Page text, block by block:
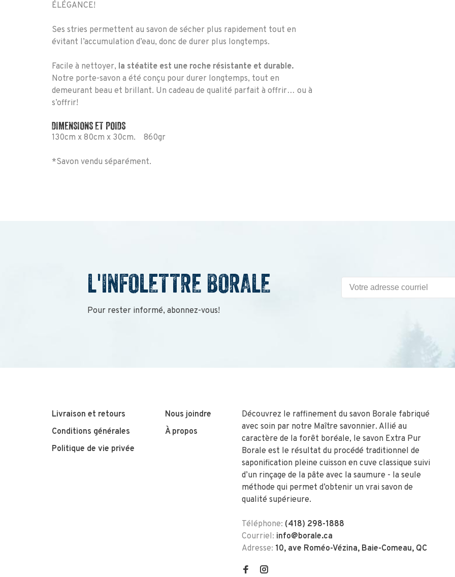
ÉLÉGANCE!
Ses stries permettent au savon de sécher plus rapidement tout en
évitant l’accumulation d’eau, donc de durer plus longtemps.
Facile à nettoyer, la stéatite est une roche résistante et durable.
Notre porte-savon a été conçu pour durer longtemps, tout en
demeurant beau et brillant. Un cadeau de qualité parfait à offrir… ou à
s’offrir!
DIMENSIONS ET POIDS
130cm x 80cm x 30cm. 860gr
*Savon vendu séparément.
L'INFOLETTRE BORALE
Pour rester informé, abonnez-vous!
Livraison et retours
Conditions générales
Politique de vie privée
Nous joindre
À propos
Découvrez le raffinement du savon Borale fabriqué
avec soin par notre Maître savonnier. Allié au
caractère de la forêt boréale, le savon Extra Pur
Borale est le résultat du procédé traditionnel de
saponification pleine cuisson en cuve classique suivi
d’un rinçage de la pâte avec la saumure - la seule
méthode qui permet d’obtenir un vrai savon de
qualité supérieure.
Téléphone: (418) 298-1888
Courriel: info@borale.ca
Adresse: 10, ave Roméo-Vézina, Baie-Comeau, QC